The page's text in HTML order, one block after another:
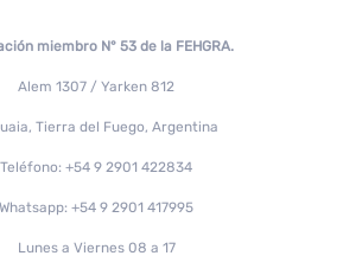
miembro N° 53 de la FEHGRA.
Alem 1307 / Yarken 812
Tierra del Fuego, Argentina
Teléfono: +54 9 2901 422834
Whatsapp: +54 9 2901 417995
Lunes a Viernes 08 a 17